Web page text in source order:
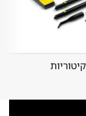
קיטוריות